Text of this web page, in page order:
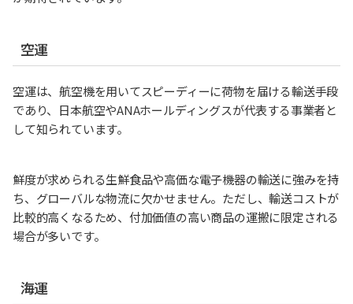
空運
空運は、航空機を用いてスピーディーに荷物を届ける輸送手段
であり、日本航空やANAホールディングスが代表する事業者と
して知られています。
鮮度が求められる生鮮食品や高価な電子機器の輸送に強みを持
ち、グローバルな物流に欠かせません。ただし、輸送コストが
比較的高くなるため、付加価値の高い商品の運搬に限定される
場合が多いです。
海運